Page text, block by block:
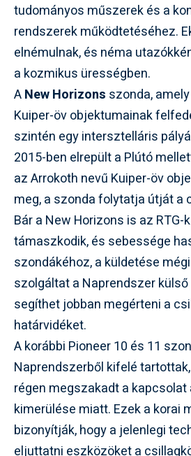
tudományos műszerek és a
rendszerek működtetéséhez.
elnémulnak, és néma
a kozmikus ürességben.
ANew Horizons szonda,
Kuiper-öv objektumainak
szintén egy intersztelláris
2015-ben elrepült a Plútó
az Arrokoth nevű Kuiper-öv
meg, a szonda folytatja útját a
Bár a New Horizons is az RTG-
támaszkodik, és sebessége
szondákéhoz, a küldetése
szolgáltat a Naprendszer
segíthet jobban megérteni a
határvidéket.
A korábbi Pioneer 10 és 11
Naprendszerből kifelé
régen megszakadt a
kimerülése miatt. Ezek a korai
bizonyítják, hogy a jelenlegi
eljuttatni eszközöket a